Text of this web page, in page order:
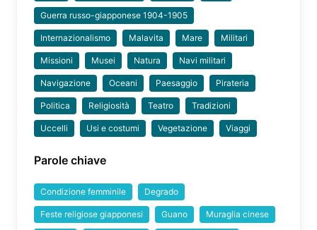
Guerra russo-giapponese 1904-1905
Internazionalismo Malavita Mare Militari
Missioni Musei Natura Navi militari
Navigazione Oceani Paesaggio Pirateria
Politica Religiosità Teatro Tradizioni
Uccelli Usi e costumi Vegetazione Viaggi
Parole chiave
Condizione femminile Degrado
Feste religiose giapponesi Guano Muraglia cinese